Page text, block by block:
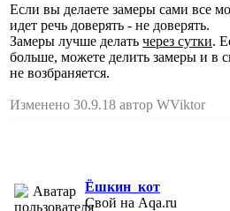
Если вы делаете замеры сами все
идет речь доверять - не доверять.
Замеры лучше делать через сутки.
больше, можете делить замеры и в
не возбраняется.
Изменено 30.9.18 автор WViktor
Ёшкин_кот
Свой на Aqa.ru